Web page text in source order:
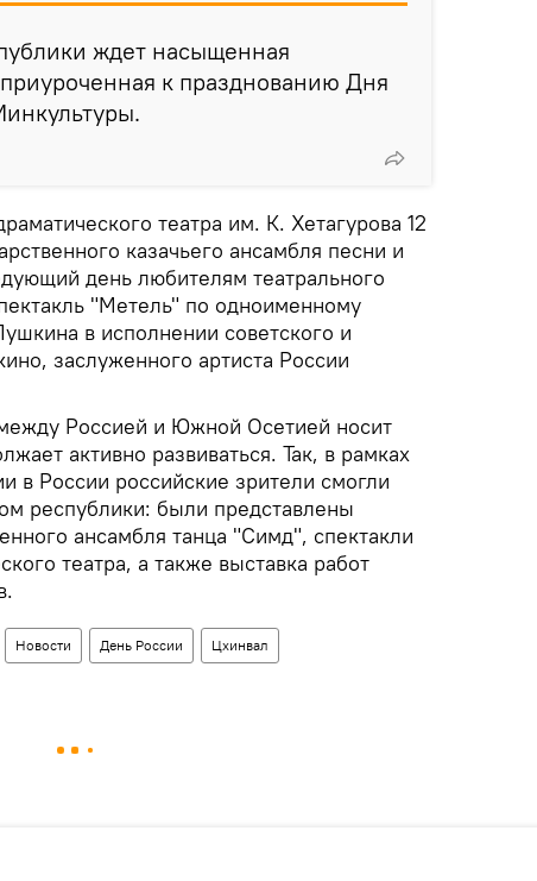
ждет насыщенная
к празднованию Дня
театра им. К. Хетагурова 12
казачьего ансамбля песни и
день любителям театрального
"Метель" по одноименному
в исполнении советского и
заслуженного артиста России
между Россией и Южной Осетией носит
активно развиваться. Так, в рамках
в России российские зрители смогли
республики: были представлены
ансамбля танца "Симд", спектакли
театра, а также выставка работ
Новости День России Цхинвал